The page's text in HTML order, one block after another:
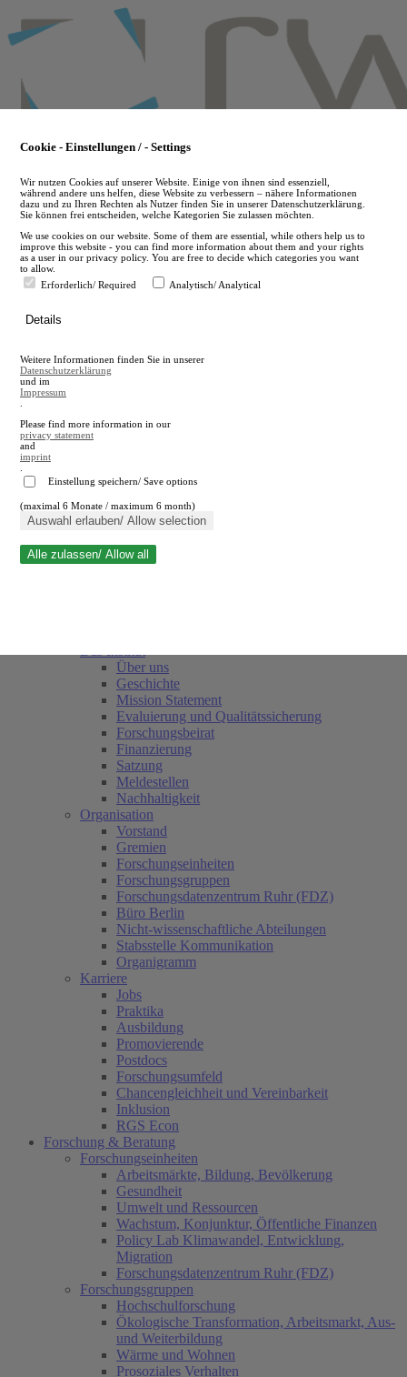
to
main
en
A
A
Suche schließen
Über uns
Geschichte
Mission Statement
Evaluierung und Qualitätssicherung
Forschungsbeirat
Finanzierung
Satzung
Meldestellen
Nachhaltigkeit
Organisation
Vorstand
Gremien
Forschungseinheiten
Forschungsgruppen
Forschungsdatenzentrum Ruhr (FDZ)
Büro Berlin
Nicht-wissenschaftliche Abteilungen
Stabsstelle Kommunikation
Organigramm
Karriere
Jobs
Praktika
Ausbildung
Promovierende
Postdocs
Forschungsumfeld
Chancengleichheit und Vereinbarkeit
Inklusion
RGS Econ
Forschung & Beratung
Forschungseinheiten
Arbeitsmärkte, Bildung, Bevölkerung
Gesundheit
Umwelt und Ressourcen
Wachstum, Konjunktur, Öffentliche Finanzen
Policy Lab Klimawandel, Entwicklung,
Migration
Forschungsdatenzentrum Ruhr (FDZ)
Forschungsgruppen
Hochschulforschung
Ökologische Transformation, Arbeitsmarkt, Aus-
und Weiterbildung
Wärme und Wohnen
Prosoziales Verhalten
Cookie - Einstellungen / - Settings
Wir nutzen Cookies auf unserer Website. Einige von ihnen sind essenziell,
während andere uns helfen, diese Website zu verbessern – nähere Informationen
dazu und zu Ihren Rechten als Nutzer finden Sie in unserer Datenschutzerklärung.
Sie können frei entscheiden, welche Kategorien Sie zulassen möchten.
We use cookies on our website. Some of them are essential, while others help us to
improve this website - you can find more information about them and your rights
as a user in our privacy policy. You are free to decide which categories you want
to allow.
Erforderlich/ Required
Analytisch/ Analytical
Details
Weitere Informationen finden Sie in unserer
Datenschutzerklärung
und im
Impressum
Please find more information in our
privacy statement
and
imprint
Einstellung speichern/ Save options
(maximal 6 Monate / maximum 6 month)
Auswahl erlauben/ Allow selection
Alle zulassen/ Allow all